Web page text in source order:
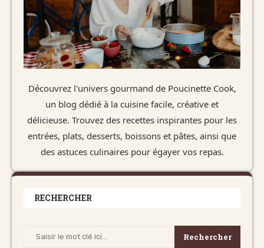
Découvrez l'univers gourmand de Poucinette Cook,
un blog dédié à la cuisine facile, créative et
délicieuse. Trouvez des recettes inspirantes pour les
entrées, plats, desserts, boissons et pâtes, ainsi que
des astuces culinaires pour égayer vos repas.
RECHERCHER
Rechercher